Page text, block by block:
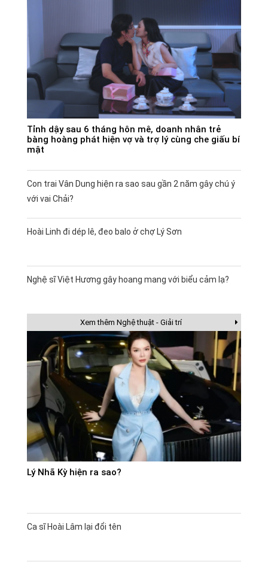
Tỉnh dậy sau 6 tháng hôn mê, doanh nhân trẻ
bàng hoàng phát hiện vợ và trợ lý cùng che giấu bí
mật
Con trai Vân Dung hiện ra sao sau gần 2 năm gây chú ý
với vai Chải?
Hoài Linh đi dép lê, đeo balo ở chợ Lý Sơn
Nghệ sĩ Việt Hương gây hoang mang với biểu cảm lạ?
Xem thêm Nghệ thuật - Giải trí
Lý Nhã Kỳ hiện ra sao?
Ca sĩ Hoài Lâm lại đổi tên